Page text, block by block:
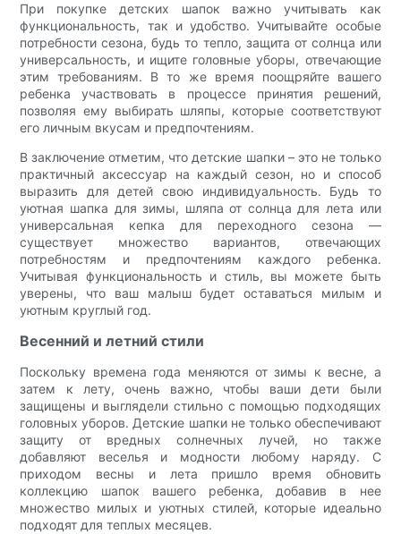
При покупке детских шапок важно учитывать как
функциональность, так и удобство. Учитывайте особые
потребности сезона, будь то тепло, защита от солнца или
универсальность, и ищите головные уборы, отвечающие
этим требованиям. В то же время поощряйте вашего
ребенка участвовать в процессе принятия решений,
позволяя ему выбирать шляпы, которые соответствуют
его личным вкусам и предпочтениям.
В заключение отметим, что детские шапки – это не только
практичный аксессуар на каждый сезон, но и способ
выразить для детей свою индивидуальность. Будь то
уютная шапка для зимы, шляпа от солнца для лета или
универсальная кепка для переходного сезона —
существует множество вариантов, отвечающих
потребностям и предпочтениям каждого ребенка.
Учитывая функциональность и стиль, вы можете быть
уверены, что ваш малыш будет оставаться милым и
уютным круглый год.
Весенний и летний стили
Поскольку времена года меняются от зимы к весне, а
затем к лету, очень важно, чтобы ваши дети были
защищены и выглядели стильно с помощью подходящих
головных уборов. Детские шапки не только обеспечивают
защиту от вредных солнечных лучей, но также
добавляют веселья и модности любому наряду. С
приходом весны и лета пришло время обновить
коллекцию шапок вашего ребенка, добавив в нее
множество милых и уютных стилей, которые идеально
подходят для теплых месяцев.